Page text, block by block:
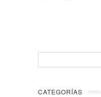
CATEGORÍAS